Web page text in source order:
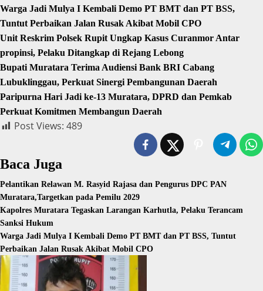
Warga Jadi Mulya I Kembali Demo PT BMT dan PT BSS,
Tuntut Perbaikan Jalan Rusak Akibat Mobil CPO
Unit Reskrim Polsek Rupit Ungkap Kasus Curanmor Antar
propinsi, Pelaku Ditangkap di Rejang Lebong
Bupati Muratara Terima Audiensi Bank BRI Cabang
Lubuklinggau, Perkuat Sinergi Pembangunan Daerah
Paripurna Hari Jadi ke-13 Muratara, DPRD dan Pemkab
Perkuat Komitmen Membangun Daerah
Post Views: 489
Baca Juga
Pelantikan Relawan M. Rasyid Rajasa dan Pengurus DPC PAN
Muratara,Targetkan pada Pemilu 2029
Kapolres Muratara Tegaskan Larangan Karhutla, Pelaku Terancam
Sanksi Hukum
Warga Jadi Mulya I Kembali Demo PT BMT dan PT BSS, Tuntut
Perbaikan Jalan Rusak Akibat Mobil CPO